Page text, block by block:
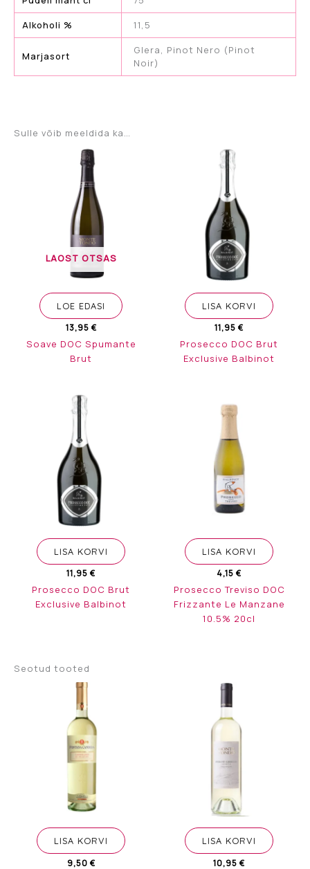
Alkoholi %
11,5
Marjasort
Glera, Pinot Nero (Pinot
Noir)
Sulle võib meeldida ka…
LAOST OTSAS
LOE EDASI
13,95 €
Soave DOC Spumante
Brut
LISA KORVI
11,95 €
Prosecco DOC Brut
Exclusive Balbinot
LISA KORVI
11,95 €
Prosecco DOC Brut
Exclusive Balbinot
LISA KORVI
4,15 €
Prosecco Treviso DOC
Frizzante Le Manzane
10.5% 20cl
Seotud tooted
LISA KORVI
9,50 €
LISA KORVI
10,95 €